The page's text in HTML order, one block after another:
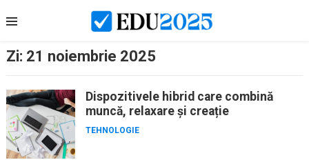
to
Zi: 21 noiembrie 2025
Dispozitivele hibrid care combină
muncă, relaxare și creație
TEHNOLOGIE